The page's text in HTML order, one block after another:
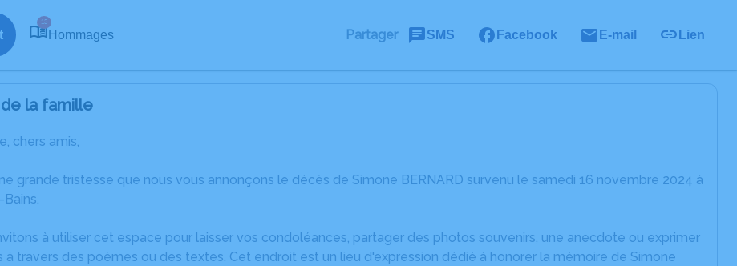
13
Hommages Partager SMS Facebook E-mail Lien
la famille
chers amis,
grande tristesse que nous vous annonçons le décès de Simone BERNARD survenu le samedi 16 novembre 2024 à
à utiliser cet espace pour laisser vos condoléances, partager des photos souvenirs, une anecdote ou exprimer
à travers des poèmes ou des textes. Cet endroit est un lieu d'expression dédié à honorer la mémoire de Simone